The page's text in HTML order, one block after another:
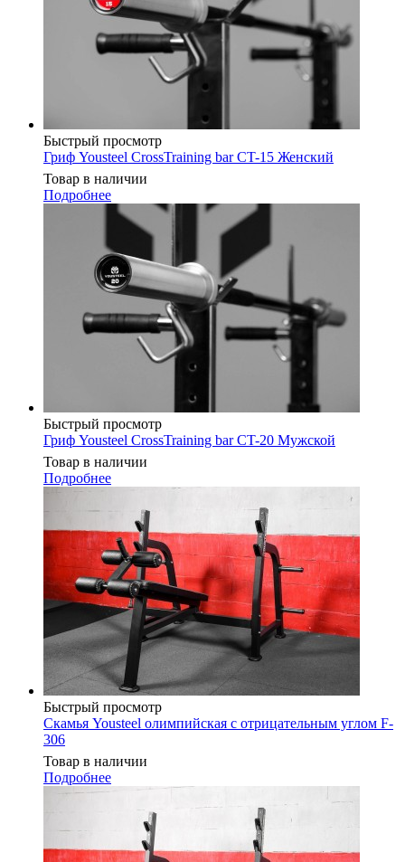
Быстрый просмотр
Гриф Yousteel CrossTraining bar CT-15 Женский
Товар в наличии
Подробнее
Быстрый просмотр
Гриф Yousteel CrossTraining bar CT-20 Мужской
Товар в наличии
Подробнее
Быстрый просмотр
Скамья Yousteel олимпийская с отрицательным углом F-
306
Товар в наличии
Подробнее